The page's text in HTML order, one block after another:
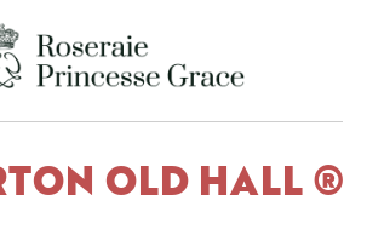
OLD HALL ®